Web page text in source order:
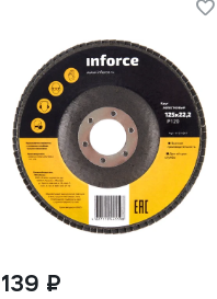
139 ₽